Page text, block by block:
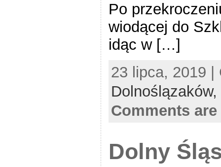
Po
wiodącej do
idąc w […]
23 lipca, 2019
Dolnoślązaków,
Comments
Dolny